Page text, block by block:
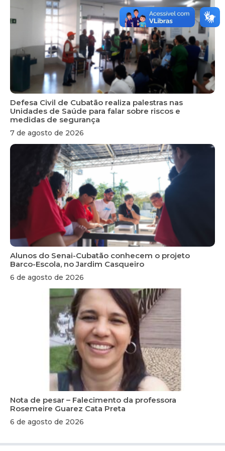
Defesa Civil de Cubatão realiza palestras nas
Unidades de Saúde para falar sobre riscos e
medidas de segurança
7 de agosto de 2026
Alunos do Senai-Cubatão conhecem o projeto
Barco-Escola, no Jardim Casqueiro
6 de agosto de 2026
Nota de pesar – Falecimento da professora
Rosemeire Guarez Cata Preta
6 de agosto de 2026